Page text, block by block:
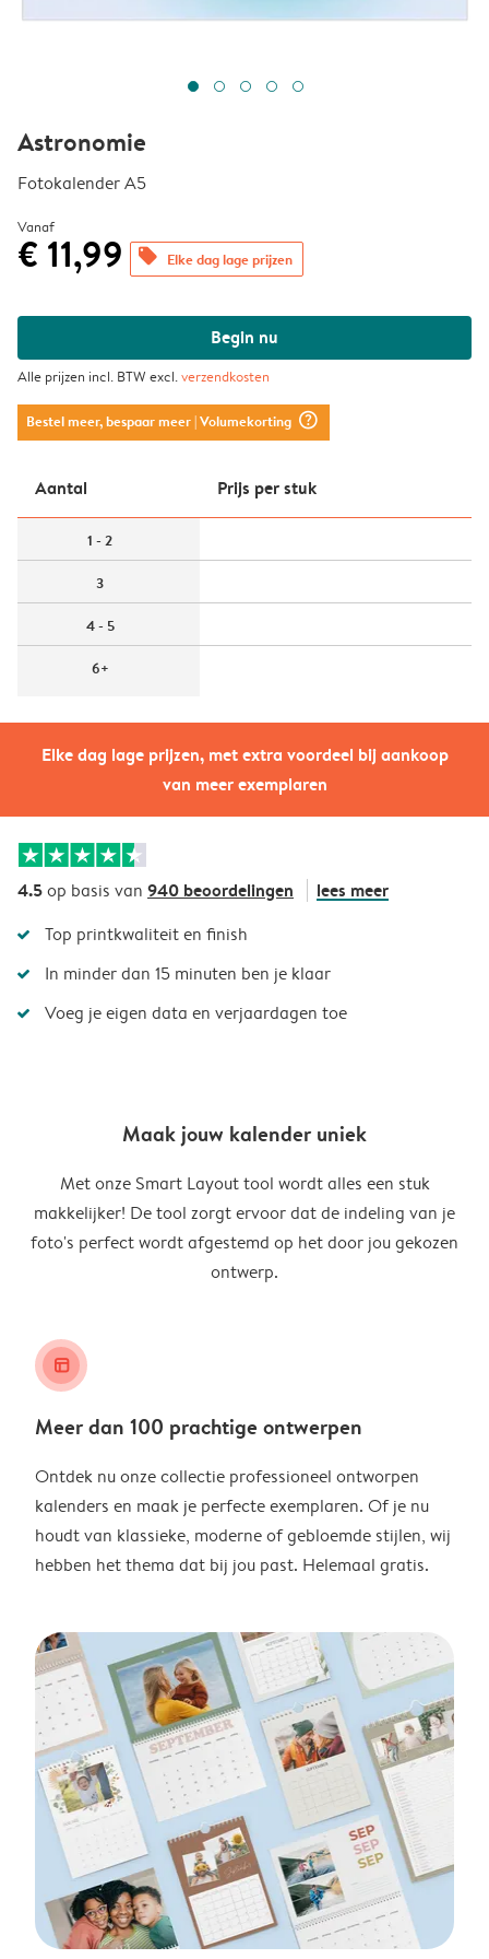
Elke dag lage prijzen, met extra voordeel bij aankoop
van meer exemplaren
Astronomie
Fotokalender A5
Vanaf
€ 11,99 offers Elke dag lage prijzen
Begin nu
Alle prijzen incl. BTW excl.verzendkosten
Bestel meer, bespaar meer| Volumekorting question_mark_circle
Aantal Prijs per stuk
1 - 2
3
4 - 5
6+
4.5op basis van 940 beoordelingen lees meer
Top printkwaliteit en finish
In minder dan 15 minuten ben je klaar
Voeg je eigen data en verjaardagen toe
Maak jouw kalender uniek
Met onze Smart Layout tool wordt alles een stuk
makkelijker! De tool zorgt ervoor dat de indeling van je
foto's perfect wordt afgestemd op het door jou gekozen
ontwerp.
layout_alt
Meer dan 100 prachtige ontwerpen
Ontdek nu onze collectie professioneel ontworpen
kalenders en maak je perfecte exemplaren. Of je nu
houdt van klassieke, moderne of gebloemde stijlen, wij
hebben het thema dat bij jou past. Helemaal gratis.